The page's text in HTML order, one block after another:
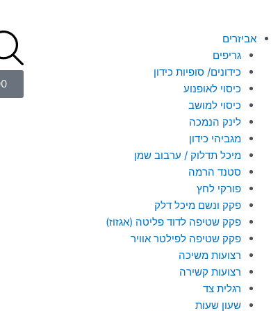
אביזרים
גריפים
כידונים/ סופיות כידון
כיסוי לאופנוע
כיסוי למושב
לינק הנמכה
מגביהי כידון
מיכל תדלוק / ערבוב שמן
סטנד הרמה
פורקי לחץ
פקק ונשם מיכל דלק
פקק שטיפה לדוד פליטה (אגזוז)
פקק שטיפה לפילטר אוויר
רצועות משיכה
רצועות קשירה
רגלית צד
שעון שעות